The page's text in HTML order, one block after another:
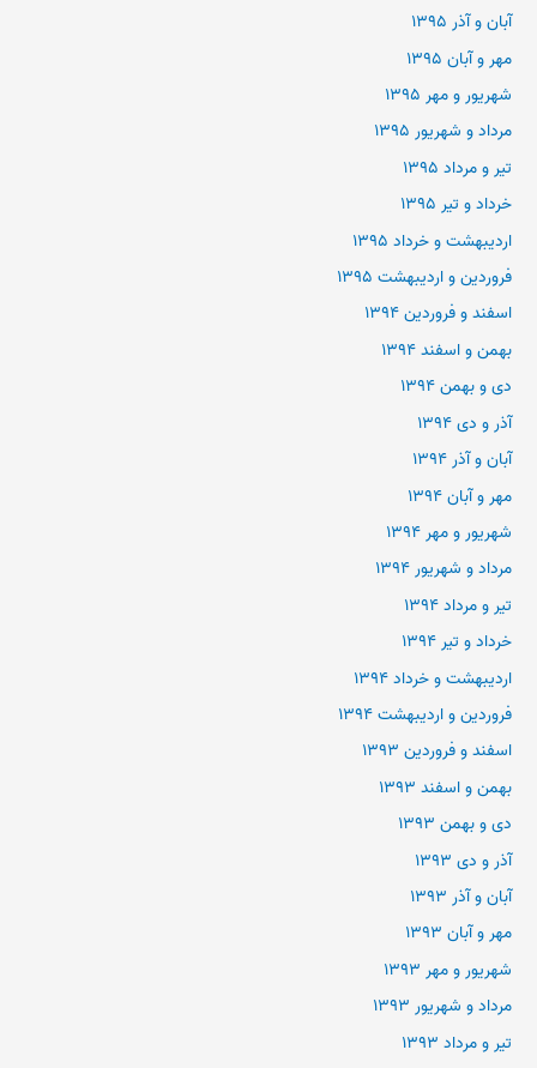
آبان و آذر ۱۳۹۵
مهر و آبان ۱۳۹۵
شهریور و مهر ۱۳۹۵
مرداد و شهریور ۱۳۹۵
تیر و مرداد ۱۳۹۵
خرداد و تیر ۱۳۹۵
اردیبهشت و خرداد ۱۳۹۵
فروردین و اردیبهشت ۱۳۹۵
اسفند و فروردین ۱۳۹۴
بهمن و اسفند ۱۳۹۴
دی و بهمن ۱۳۹۴
آذر و دی ۱۳۹۴
آبان و آذر ۱۳۹۴
مهر و آبان ۱۳۹۴
شهریور و مهر ۱۳۹۴
مرداد و شهریور ۱۳۹۴
تیر و مرداد ۱۳۹۴
خرداد و تیر ۱۳۹۴
اردیبهشت و خرداد ۱۳۹۴
فروردین و اردیبهشت ۱۳۹۴
اسفند و فروردین ۱۳۹۳
بهمن و اسفند ۱۳۹۳
دی و بهمن ۱۳۹۳
آذر و دی ۱۳۹۳
آبان و آذر ۱۳۹۳
مهر و آبان ۱۳۹۳
شهریور و مهر ۱۳۹۳
مرداد و شهریور ۱۳۹۳
تیر و مرداد ۱۳۹۳